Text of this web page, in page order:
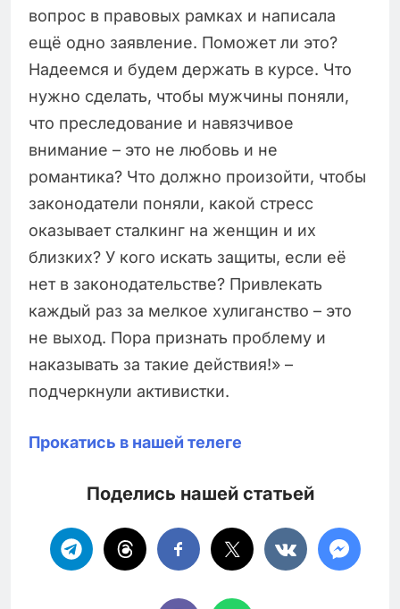
вопрос в правовых рамках и написала
ещё одно заявление. Поможет ли это?
Надеемся и будем держать в курсе. Что
нужно сделать, чтобы мужчины поняли,
что преследование и навязчивое
внимание – это не любовь и не
романтика? Что должно произойти, чтобы
законодатели поняли, какой стресс
оказывает сталкинг на женщин и их
близких? У кого искать защиты, если её
нет в законодательстве? Привлекать
каждый раз за мелкое хулиганство – это
не выход. Пора признать проблему и
наказывать за такие действия!» –
подчеркнули активистки.
Прокатись в нашей телеге
Поделись нашей статьей